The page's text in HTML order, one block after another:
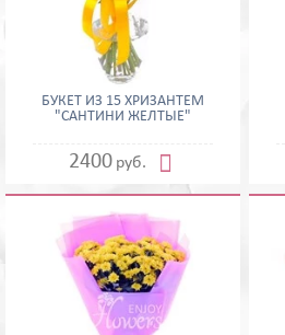
БУКЕТ ИЗ 15 ХРИЗАНТЕМ
"САНТИНИ ЖЕЛТЫЕ"
2400 руб. 